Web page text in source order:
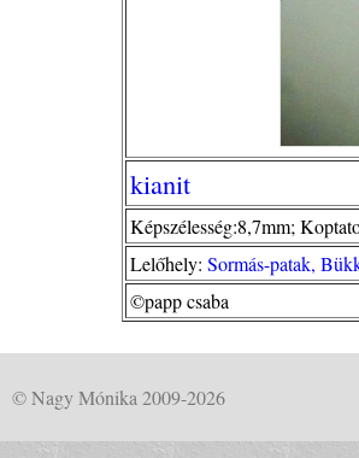
kianit
Képszélesség:8,7mm;
Lelőhely: Sormás-patak,
©papp csaba
© Nagy Mónika 2009-2026